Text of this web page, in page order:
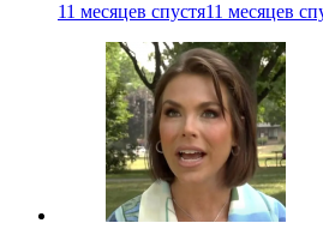
11 месяцев спустя11 месяцев